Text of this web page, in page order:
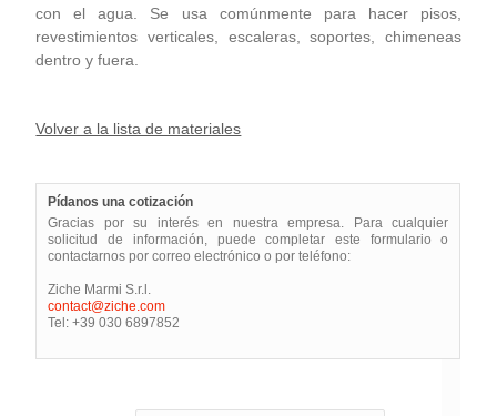
con el agua. Se usa comúnmente para hacer pisos,
revestimientos verticales, escaleras, soportes, chimeneas
dentro y fuera.
Volver a la lista de materiales
Pídanos una cotización
Gracias por su interés en nuestra empresa. Para cualquier
solicitud de información, puede completar este formulario o
contactarnos por correo electrónico o por teléfono:
Ziche Marmi S.r.l.
contact@ziche.com
Tel: +39 030 6897852